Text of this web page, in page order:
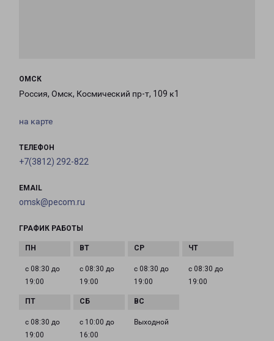
ОМСК
Россия, Омск, Космический пр-т, 109 к1
на карте
ТЕЛЕФОН
+7(3812) 292-822
EMAIL
omsk@pecom.ru
ГРАФИК РАБОТЫ
с 08:30 до
19:00
с 08:30 до
19:00
с 08:30 до
19:00
с 08:30 до
19:00
с 08:30 до
19:00
с 10:00 до
16:00
Выходной